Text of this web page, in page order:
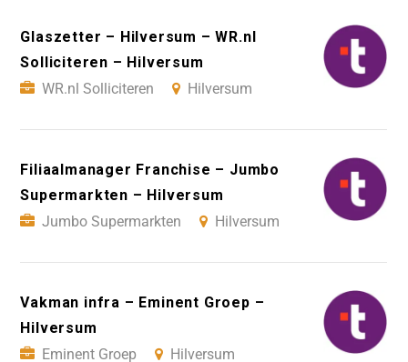
Glaszetter – Hilversum – WR.nl
Solliciteren – Hilversum
WR.nl Solliciteren
Hilversum
Filiaalmanager Franchise – Jumbo
Supermarkten – Hilversum
Jumbo Supermarkten
Hilversum
Vakman infra – Eminent Groep –
Hilversum
Eminent Groep
Hilversum